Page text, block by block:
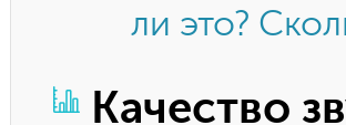
ли это?
Качество